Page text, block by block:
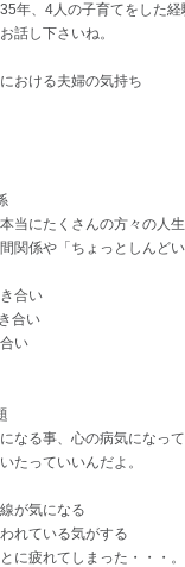
年、4人の子育てをした
話し下さいね。
おける夫婦の気持ち
当にたくさんの方々の人
関係や「ちょっとしんど
合い
合い
い
なる事、心の病気になっ
たっていいんだよ。
が気になる
れている気がする
に疲れてしまった・・・。